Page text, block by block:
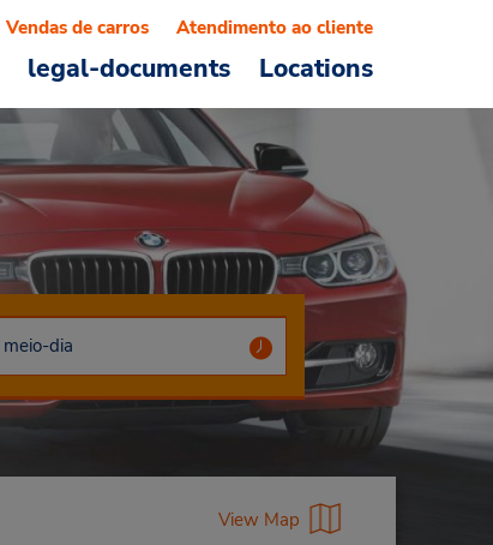
legal-documents Locations
Vendas de carros Atendimento ao cliente
View Map